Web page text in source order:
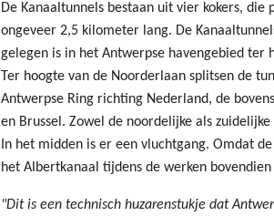
De Kanaaltunnels bestaan uit vier kokers,
ongeveer 2,5 kilometer lang. De
gelegen is in het Antwerpse havengebied ter
Ter hoogte van de Noorderlaan splitsen de
Antwerpse Ring richting Nederland, de
en Brussel. Zowel de noordelijke als
In het midden is er een vluchtgang. Omdat
het Albertkanaal tijdens de werken
"Dit is een technisch huzarenstukje dat